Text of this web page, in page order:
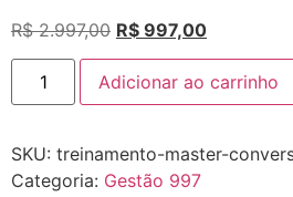
R$2.997,00 R$ 997,00
Adicionar ao carrinho
SKU: treinamento-master-
Categoria: Gestão 997